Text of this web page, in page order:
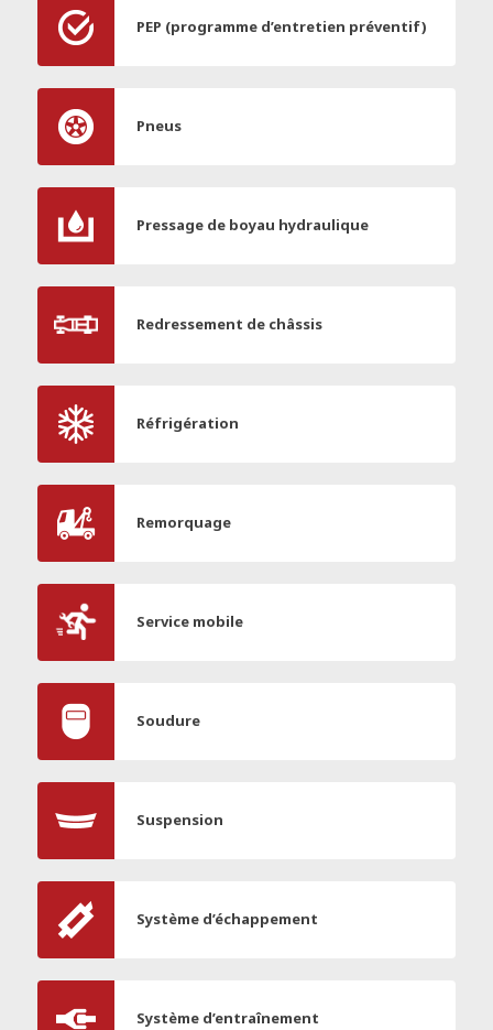
PEP (programme d’entretien préventif)
Pneus
Pressage de boyau hydraulique
Redressement de châssis
Réfrigération
Remorquage
Service mobile
Soudure
Suspension
Système d’échappement
Système d’entraînement